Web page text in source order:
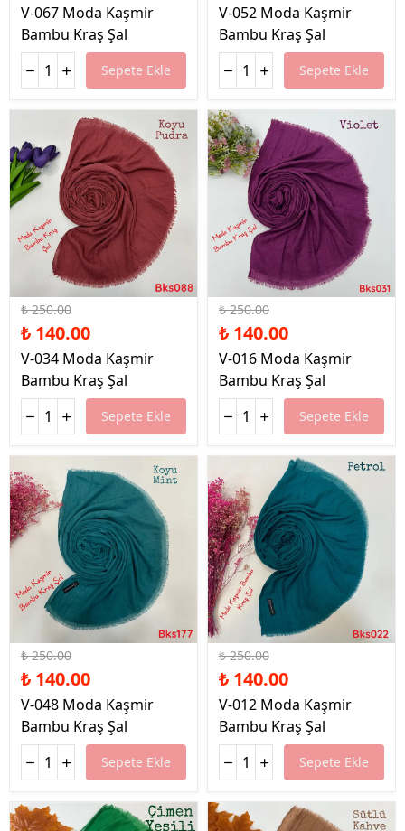
V-067 Moda Kaşmir
Bambu Kraş Şal
Sepete Ekle
V-052 Moda Kaşmir
Bambu Kraş Şal
Sepete Ekle
%44 İndirim
₺ 250.00
₺ 140.00
V-034 Moda Kaşmir
Bambu Kraş Şal
Sepete Ekle
%44 İndirim
₺ 250.00
₺ 140.00
V-016 Moda Kaşmir
Bambu Kraş Şal
Sepete Ekle
%44 İndirim
₺ 250.00
₺ 140.00
V-048 Moda Kaşmir
Bambu Kraş Şal
Sepete Ekle
%44 İndirim
₺ 250.00
₺ 140.00
V-012 Moda Kaşmir
Bambu Kraş Şal
Sepete Ekle